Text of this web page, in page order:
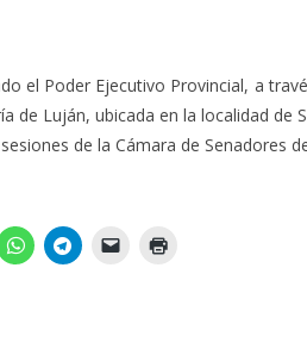
el Poder Ejecutivo Provincial, a
de Luján, ubicada en la localidad
de la Cámara de Senadores